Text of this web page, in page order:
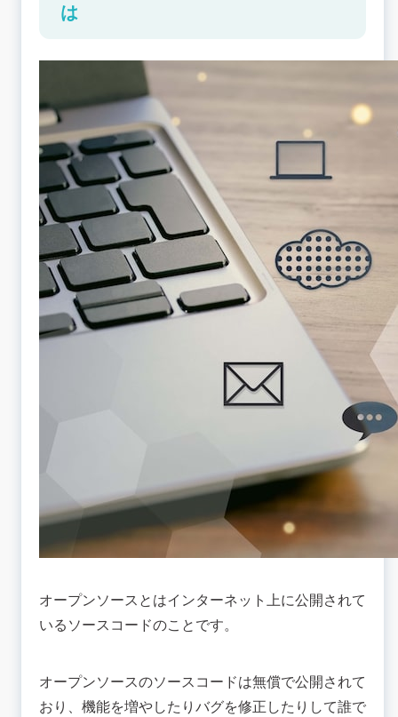
は
オープンソースとはインターネット上に公開されて
いるソースコードのことです。
オープンソースのソースコードは無償で公開されて
おり、機能を増やしたりバグを修正したりして誰で